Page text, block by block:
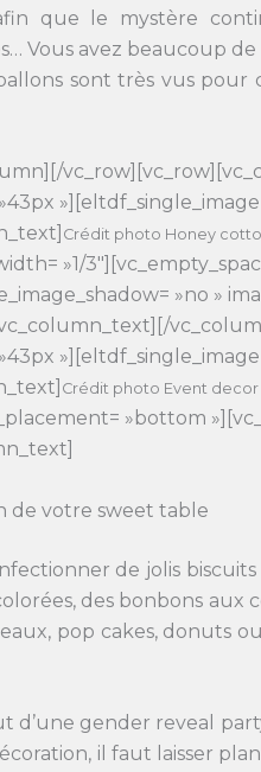
que le mystère
Vous avez beaucoup
sont très vus pour
Crédit photo Honey
»1/
»no »
Crédit photo Event decor
»bottom
de votre sweet table
de jolis
des bonbons
pop cakes, donuts
d’une gender reveal
il faut laisser